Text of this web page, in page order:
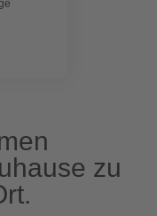
zu